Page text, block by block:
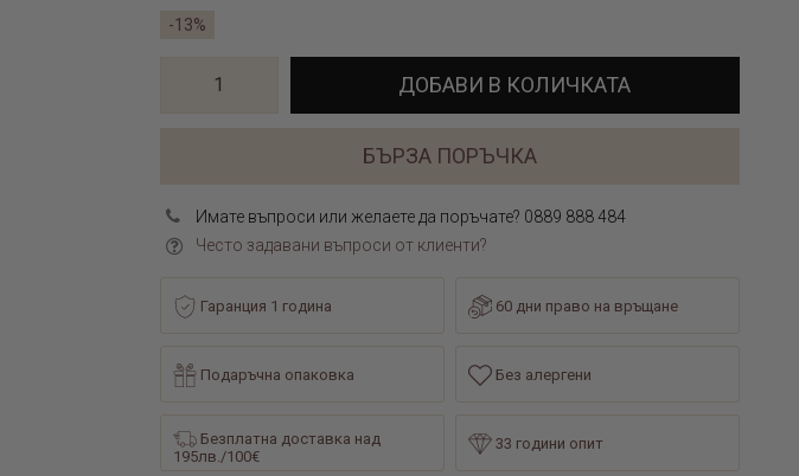
-13%
ДОБАВИ В КОЛИЧКАТА
БЪРЗА ПОРЪЧКА
Имате въпроси или желаете да поръчате? 0889 888 484
Често задавани въпроси от клиенти?
Гаранция 1 година 60 дни право на връщане
Подаръчна опаковка Без алергени
Безплатна доставка над
195лв./100€
33 години опит